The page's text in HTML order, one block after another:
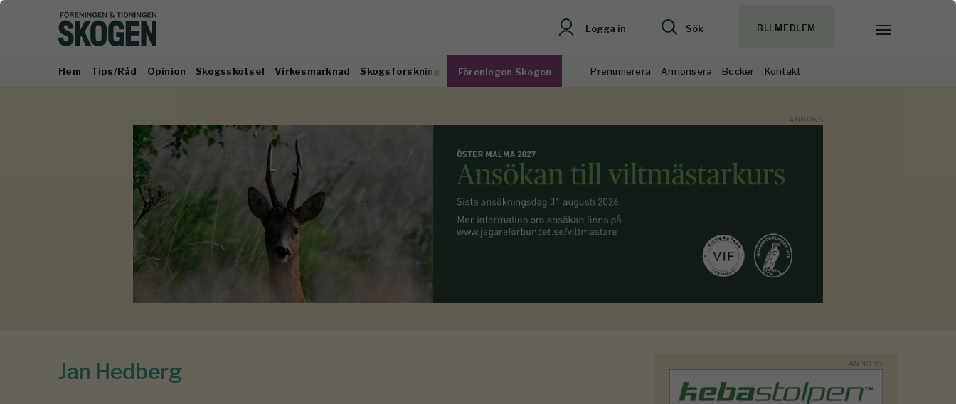
Logga in Sök BLI MEDLEM
Hem Tips/Råd Opinion Skogsskötsel Virkesmarknad Skogsforskning Föreningen Skogen Prenumerera Annonsera Böcker Kontakt
Jan Hedberg